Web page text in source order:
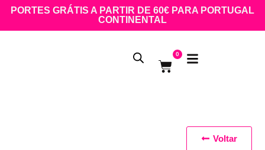
PORTES GRÁTIS A PARTIR DE 60€ PARA PORTUGAL
CONTINENTAL
0
Voltar